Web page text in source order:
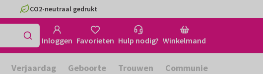
CO2-neutraal gedrukt
Inloggen Favorieten Hulp nodig? Winkelmand
Verjaardag Geboorte Trouwen Communie